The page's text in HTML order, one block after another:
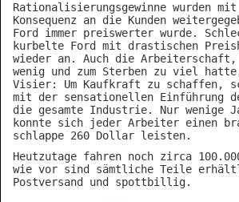
Rationalisierungsgewinne wurden
Konsequenz an die Kunden
Ford immer preiswerter wurde.
kurbelte Ford mit drastischen
wieder an. Auch die Arbeiterschaft,
wenig und zum Sterben zu viel
Visier: Um Kaufkraft zu schaffen,
mit der sensationellen Einführung
die gesamte Industrie. Nur wenige
konnte sich jeder Arbeiter einen
schlappe 260 Dollar leisten.
Heutzutage fahren noch zirca
wie vor sind sämtliche Teile
Postversand und spottbillig.